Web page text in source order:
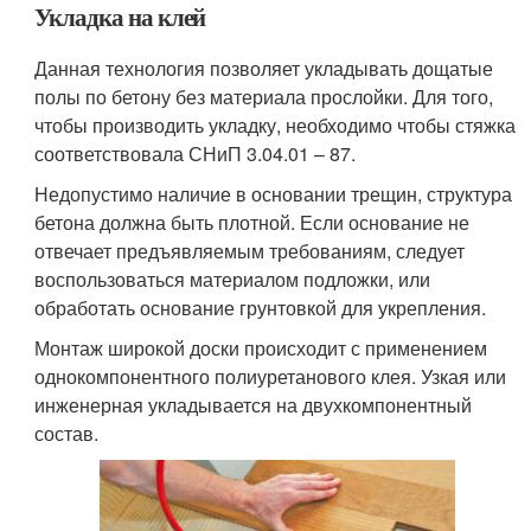
Укладка на клей
Данная технология позволяет укладывать дощатые
полы по бетону без материала прослойки. Для того,
чтобы производить укладку, необходимо чтобы стяжка
соответствовала СНиП 3.04.01 – 87.
Недопустимо наличие в основании трещин, структура
бетона должна быть плотной. Если основание не
отвечает предъявляемым требованиям, следует
воспользоваться материалом подложки, или
обработать основание грунтовкой для укрепления.
Монтаж широкой доски происходит с применением
однокомпонентного полиуретанового клея. Узкая или
инженерная укладывается на двухкомпонентный
состав.